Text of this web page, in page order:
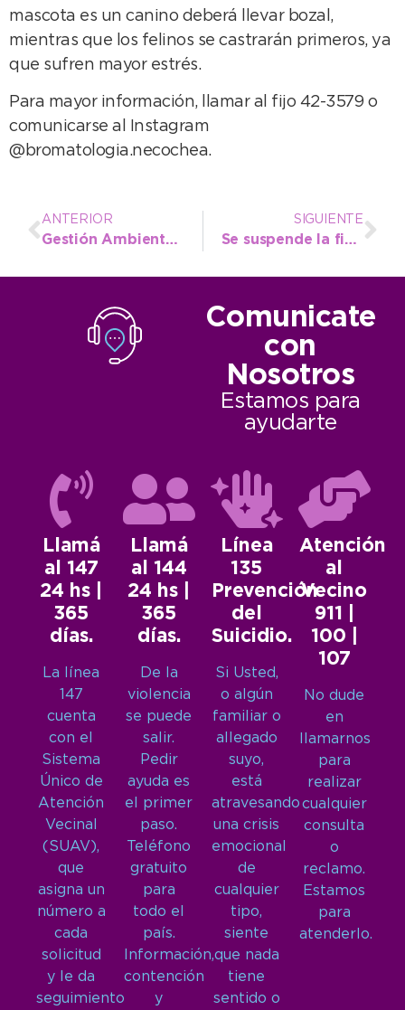
mascota es un canino deberá llevar bozal,
mientras que los felinos se castrarán primeros, ya
que sufren mayor estrés.
Para mayor información, llamar al fijo 42-3579 o
comunicarse al Instagram
@bromatologia.necochea.
ANTERIOR
Gestión Ambiental concientiza sobre el cuidado de terrenos baldíos y veredas
SIGUIENTE
Se suspende la fiesta por el aniversario de La Dulce
Comunicate
con
Nosotros
Estamos para
ayudarte
Llamá
al 147
24 hs |
365
días.
La línea
147
cuenta
con el
Sistema
Único de
Atención
Vecinal
(SUAV),
que
asigna un
número a
cada
solicitud
y le da
seguimiento
Llamá
al 144
24 hs |
365
días.
De la
violencia
se puede
salir.
Pedir
ayuda es
el primer
paso.
Teléfono
gratuito
para
todo el
país.
Información,
contención
y
Línea
135
Prevención
del
Suicidio.
Si Usted,
o algún
familiar o
allegado
suyo,
está
atravesando
una crisis
emocional
de
cualquier
tipo,
siente
que nada
tiene
sentido o
Atención
al
Vecino
911 |
100 |
107
No dude
en
llamarnos
para
realizar
cualquier
consulta
o
reclamo.
Estamos
para
atenderlo.